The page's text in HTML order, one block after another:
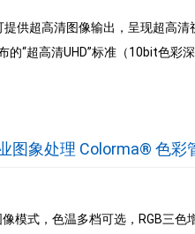
提供超高清图像输出，呈现超高
布的“超高清UHD”标准（10bit色
图象处理 Colorma® 色彩
模式，色温多档可选，RGB三